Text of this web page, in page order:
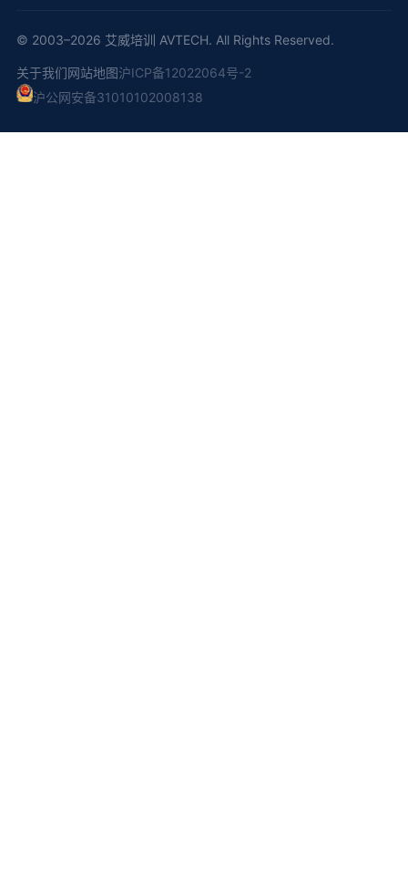
© 2003–2026 艾威培训 AVTECH. All Rights Reserved.
关于我们网站地图沪ICP备12022064号-2
沪公网安备31010102008138